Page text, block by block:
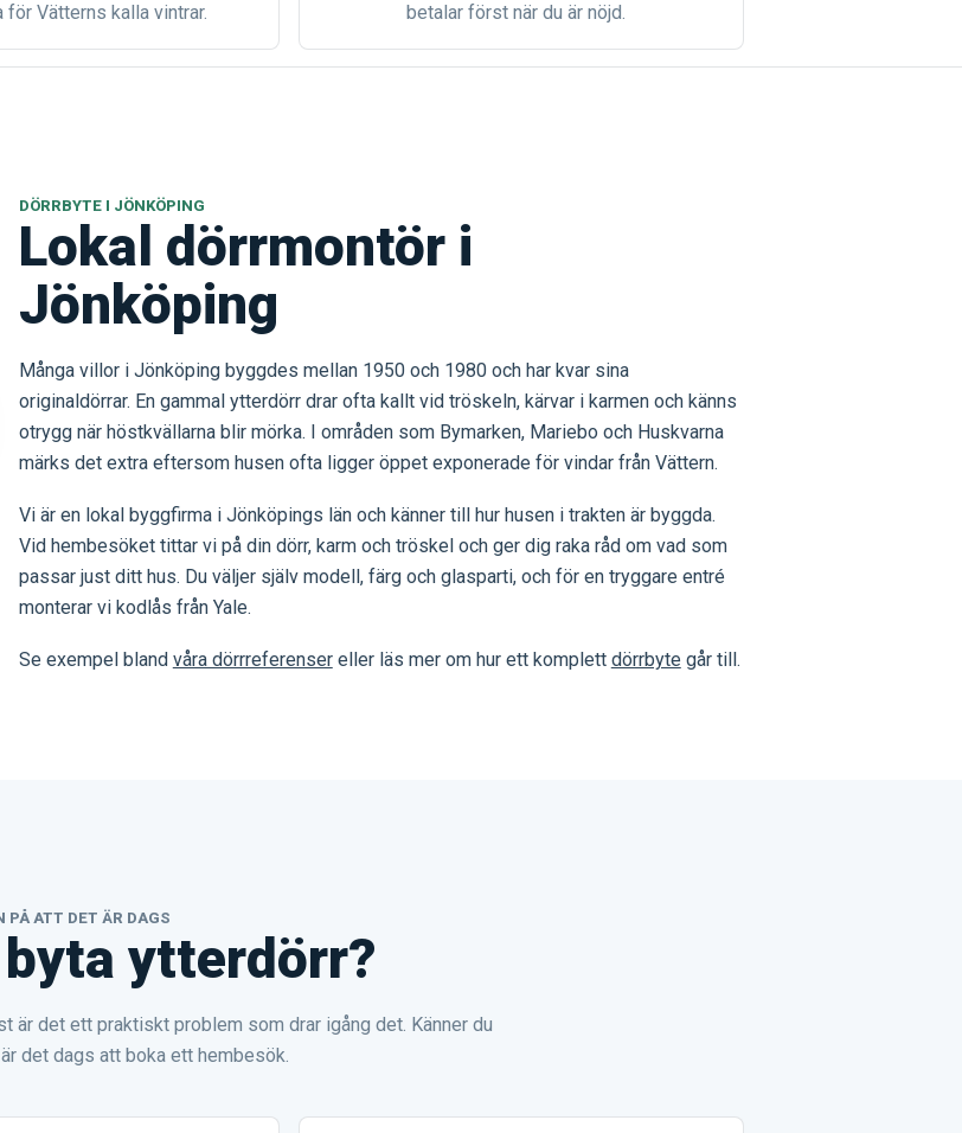
för Vätterns kalla vintrar.
betalar först när du är nöjd.
DÖRRBYTE I JÖNKÖPING
Lokal dörrmontör i
Jönköping
Många villor i Jönköping byggdes mellan 1950 och 1980 och har kvar sina
originaldörrar. En gammal ytterdörr drar ofta kallt vid tröskeln, kärvar i karmen och känns
otrygg när höstkvällarna blir mörka. I områden som Bymarken, Mariebo och Huskvarna
märks det extra eftersom husen ofta ligger öppet exponerade för vindar från Vättern.
Vi är en lokal byggfirma i Jönköpings län och känner till hur husen i trakten är byggda.
Vid hembesöket tittar vi på din dörr, karm och tröskel och ger dig raka råd om vad som
passar just ditt hus. Du väljer själv modell, färg och glasparti, och för en tryggare entré
monterar vi kodlås från Yale.
Se exempel bland våra dörrreferensereller läs mer om hur ett komplett dörrbyte går till.
PÅ ATT DET ÄR DAGS
ytterdörr?
är det ett praktiskt problem som drar igång det. Känner du
det dags att boka ett hembesök.